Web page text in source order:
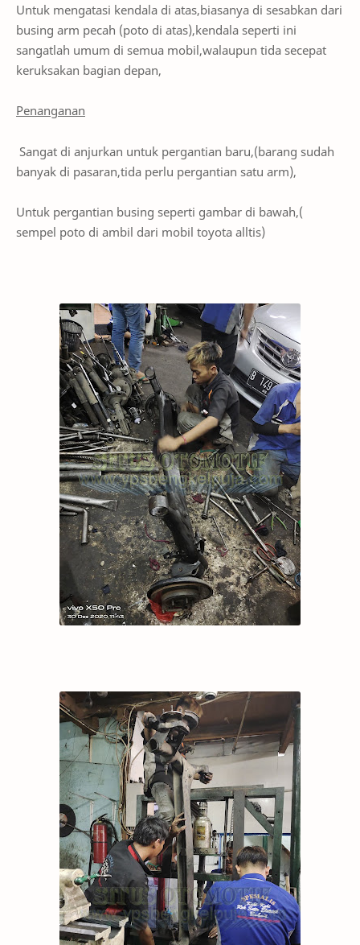
Untuk mengatasi kendala di atas,biasanya di sesabkan dari
busing arm pecah (poto di atas),kendala seperti ini
sangatlah umum di semua mobil,walaupun tida secepat
keruksakan bagian depan,
Penanganan
Sangat di anjurkan untuk pergantian baru,(barang sudah
banyak di pasaran,tida perlu pergantian satu arm),
Untuk pergantian busing seperti gambar di bawah,(
sempel poto di ambil dari mobil toyota alltis)